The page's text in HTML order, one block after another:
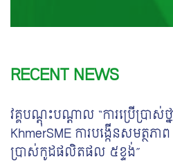
RECENT NEWS
វគ្គបណ្តុះបណ្តាល “ការប្រើប្រា
KhmerSME ការបង្កើនសមត្ថភា
ប្រាស់កូដផលិតផល ៥ខ្ទង់”